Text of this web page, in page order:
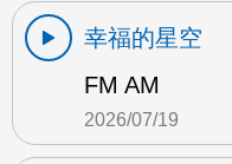
幸福的星空
FM AM
2026/07/19